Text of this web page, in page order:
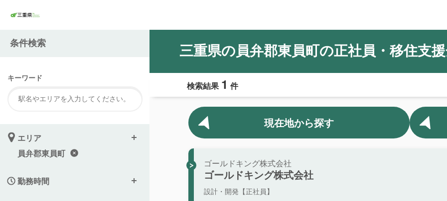
三重県の員弁郡東員町の正社員・移住支
検索結果 1 件
現在地から探す
ゴールドキング株式会社
ゴールドキング株式会社
設計・開発【正社員】
条件検索
キーワード
エリア
員弁郡東員町
勤務時間